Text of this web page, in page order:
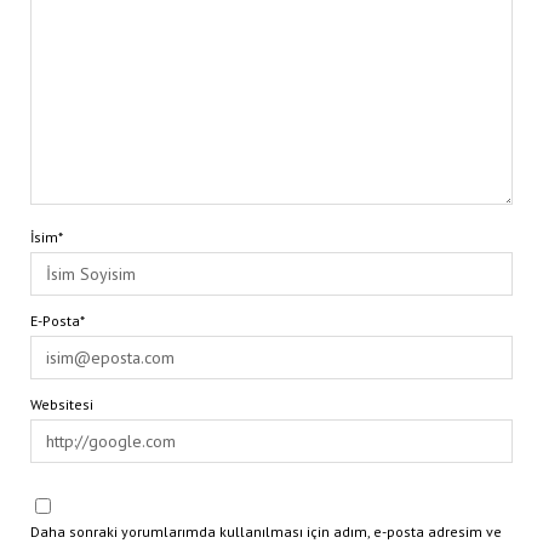
İsim*
E-Posta*
Websitesi
Daha sonraki yorumlarımda kullanılması için adım, e-posta adresim ve